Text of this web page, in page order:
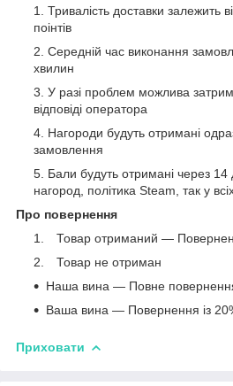
Тривалість доставки залежить
поінтів
Середній час виконання
хвилин
У разі проблем можлива
відповіді оператора
Нагороди будуть отримані
замовлення
Бали будуть отримані через 14
нагород, політика Steam, так у
Про повернення
⠀Товар отриманий —
⠀Товар не отриман
Наша вина — Повне
Ваша вина — Повернення із 20%
Приховати